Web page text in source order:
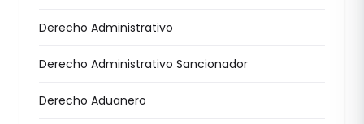
Derecho Administrativo
Derecho Administrativo Sancionador
Derecho Aduanero